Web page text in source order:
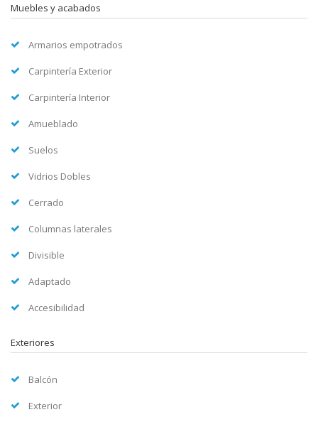
Muebles y acabados
Armarios empotrados
Carpintería Exterior
Carpintería Interior
Amueblado
Suelos
Vidrios Dobles
Cerrado
Columnas laterales
Divisible
Adaptado
Accesibilidad
Exteriores
Balcón
Exterior